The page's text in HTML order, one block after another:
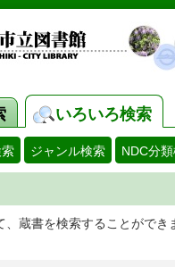
いろいろ検索
ジャンル検索 NDC分
蔵書を検索することができ